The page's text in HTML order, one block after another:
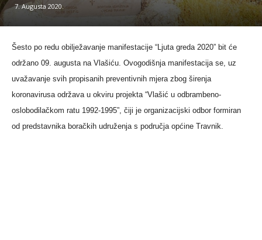
7. Augusta 2020.
Šesto po redu obilježavanje manifestacije “Ljuta greda 2020” bit će
održano 09. augusta na Vlašiću. Ovogodišnja manifestacija se, uz
uvažavanje svih propisanih preventivnih mjera zbog širenja
koronavirusa održava u okviru projekta “Vlašić u odbrambeno-
oslobodilačkom ratu 1992-1995”, čiji je organizacijski odbor formiran
od predstavnika boračkih udruženja s područja općine Travnik.